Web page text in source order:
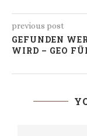
previous post
GEFUNDEN
WIRD – GEO